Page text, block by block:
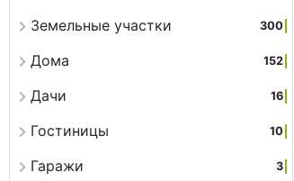
Земельные участки 300
Дома 152
Дачи 16
Гостиницы 10
Гаражи 3